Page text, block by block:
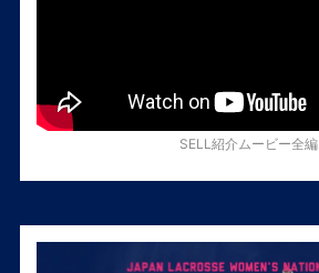
SELL紹介ムービー全編